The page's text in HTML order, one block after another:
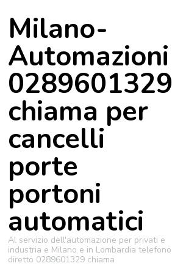
Milano-
Automazioni
0289601329
chiama per
cancelli
porte
portoni
automatici
Al servizio dell'automazione per privati e
industria e Milano e in Lombardia telefono
diretto 0289601329 chiama